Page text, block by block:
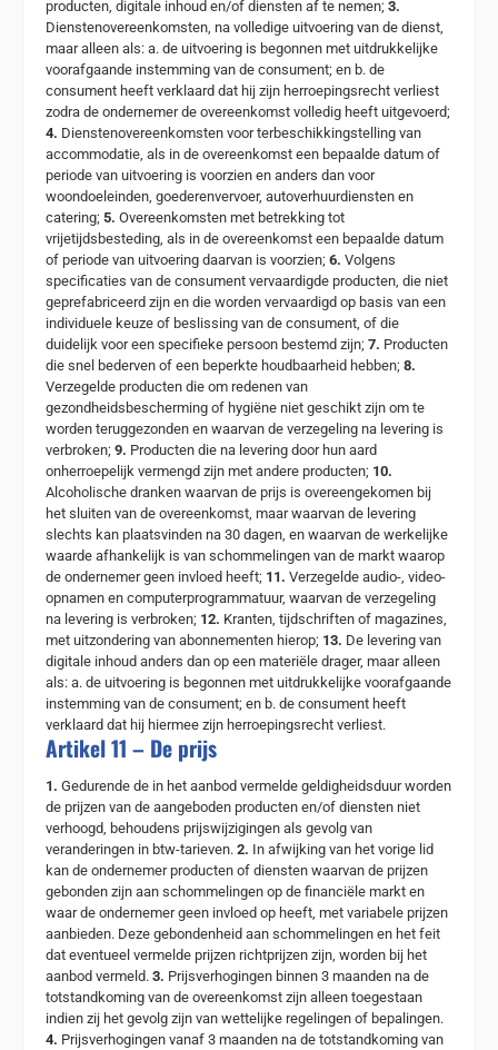
producten, digitale inhoud en/of diensten af te nemen; 3.
Dienstenovereenkomsten, na volledige uitvoering van de dienst,
maar alleen als: a. de uitvoering is begonnen met uitdrukkelijke
voorafgaande instemming van de consument; en b. de
consument heeft verklaard dat hij zijn herroepingsrecht verliest
zodra de ondernemer de overeenkomst volledig heeft uitgevoerd;
4. Dienstenovereenkomsten voor terbeschikkingstelling van
accommodatie, als in de overeenkomst een bepaalde datum of
periode van uitvoering is voorzien en anders dan voor
woondoeleinden, goederenvervoer, autoverhuurdiensten en
catering; 5. Overeenkomsten met betrekking tot
vrijetijdsbesteding, als in de overeenkomst een bepaalde datum
of periode van uitvoering daarvan is voorzien; 6. Volgens
specificaties van de consument vervaardigde producten, die niet
geprefabriceerd zijn en die worden vervaardigd op basis van een
individuele keuze of beslissing van de consument, of die
duidelijk voor een specifieke persoon bestemd zijn; 7. Producten
die snel bederven of een beperkte houdbaarheid hebben; 8.
Verzegelde producten die om redenen van
gezondheidsbescherming of hygiëne niet geschikt zijn om te
worden teruggezonden en waarvan de verzegeling na levering is
verbroken; 9. Producten die na levering door hun aard
onherroepelijk vermengd zijn met andere producten; 10.
Alcoholische dranken waarvan de prijs is overeengekomen bij
het sluiten van de overeenkomst, maar waarvan de levering
slechts kan plaatsvinden na 30 dagen, en waarvan de werkelijke
waarde afhankelijk is van schommelingen van de markt waarop
de ondernemer geen invloed heeft; 11. Verzegelde audio-, video-
opnamen en computerprogrammatuur, waarvan de verzegeling
na levering is verbroken; 12. Kranten, tijdschriften of magazines,
met uitzondering van abonnementen hierop; 13. De levering van
digitale inhoud anders dan op een materiële drager, maar alleen
als: a. de uitvoering is begonnen met uitdrukkelijke voorafgaande
instemming van de consument; en b. de consument heeft
verklaard dat hij hiermee zijn herroepingsrecht verliest.
Artikel 11 – De prijs
1. Gedurende de in het aanbod vermelde geldigheidsduur worden
de prijzen van de aangeboden producten en/of diensten niet
verhoogd, behoudens prijswijzigingen als gevolg van
veranderingen in btw-tarieven. 2. In afwijking van het vorige lid
kan de ondernemer producten of diensten waarvan de prijzen
gebonden zijn aan schommelingen op de financiële markt en
waar de ondernemer geen invloed op heeft, met variabele prijzen
aanbieden. Deze gebondenheid aan schommelingen en het feit
dat eventueel vermelde prijzen richtprijzen zijn, worden bij het
aanbod vermeld. 3. Prijsverhogingen binnen 3 maanden na de
totstandkoming van de overeenkomst zijn alleen toegestaan
indien zij het gevolg zijn van wettelijke regelingen of bepalingen.
4. Prijsverhogingen vanaf 3 maanden na de totstandkoming van